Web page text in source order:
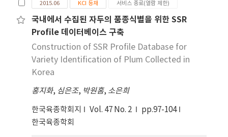
primary verification and 80% by secondary
verification. The statistical analysis of brown
rice showed that the centroid distance
between the stale and new brown rice was
3.14 and the classification ratio was 96%. To
verify the calculated discriminant, 10
rice were collected and the accuracy of
discrimination was 93%. The accuracy of
discrimination for rice stored at room
타내는 27개의 분자표지를 선발하였다. 27개의 분자
표지 중 다형성, 재현성, 반복성, 대립유전자 패턴 등
을 종합적으로 고려하여 14개의 SSR 분자표지를 데
이터베이스 구축에 활용할 마커로 최종 선발하였고
이를 이용하여 국화 147품종에 대한 SSR 분자표지
데이터베이스를 구축하였다. 국화 147 품종을 14개
개, 마커별 대립유전자의 분포는 3 ~ 10개로 분포하
였고, 분자표지 당 평균 대립 유전자의 수는 5.6개로
나타났다. PIC 값은 0.287 ~ 0.785 범위에 분포하였으
2015.06 KCI 등재 서비스 종료(열람 제한)
국내에서 수집된 자두의 품종식별을 위한 SSR
Profile 데이터베이스 구축
Construction of SSR Profile Database for
Variety Identification of Plum Collected in
Korea
홍지화, 심은조, 박원홈, 소은희
한국육종학회지 Vol. 47 No. 2
pp.97-104
한국육종학회